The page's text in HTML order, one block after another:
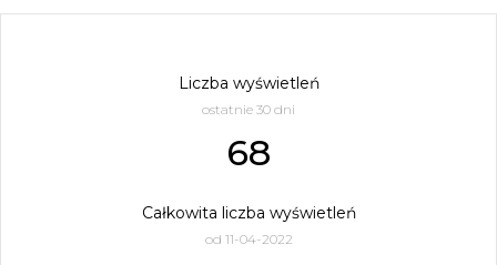
Liczba wyświetleń
ostatnie 30 dni
68
Całkowita liczba wyświetleń
od 11-04-2022